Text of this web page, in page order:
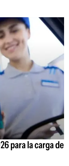
para la carga de